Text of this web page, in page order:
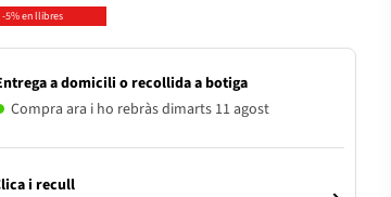
-5% en llibres
a domicili o recollida a botiga
Compra ara i ho rebràs dimarts 11 agost
i recull